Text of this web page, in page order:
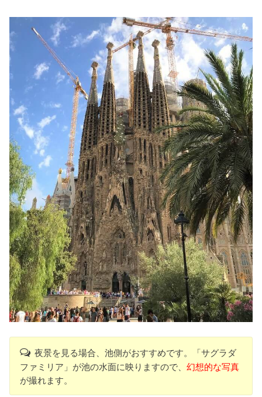
夜景を見る場合、池側がおすすめです。「サグラダ
ファミリア」が池の水面に映りますので、幻想的な写真
が撮れます。